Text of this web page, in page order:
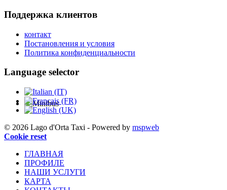
Поддержка клиентов
контакт
Постановления и условия
Политика конфиденциальности
Language selector
© 2026 Lago d'Orta Taxi - Powered by mspweb
Cookie reset
ГЛАВНАЯ
ПРОФИЛЕ
НАШИ УСЛУГИ
КАРТА